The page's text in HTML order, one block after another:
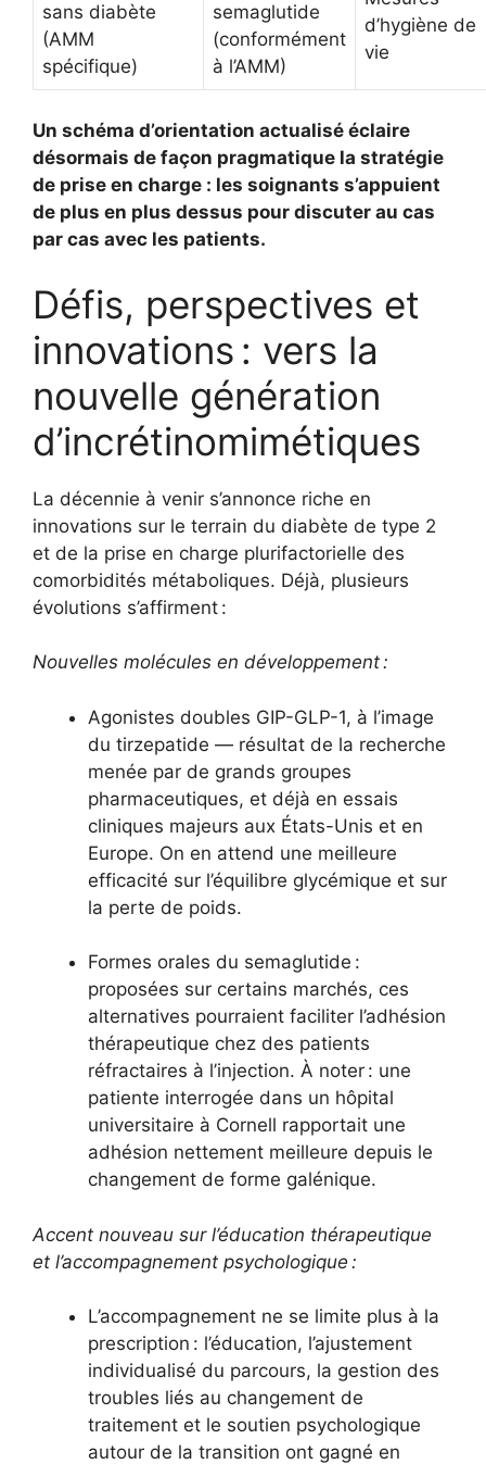
sans diabète
(AMM
spécifique)
semaglutide
(conformément
à l’AMM)
d’hygiène de
vie
Un schéma d’orientation actualisé éclaire
désormais de façon pragmatique la stratégie
de prise en charge : les soignants s’appuient
de plus en plus dessus pour discuter au cas
par cas avec les patients.
Défis, perspectives et
innovations : vers la
nouvelle génération
d’incrétinomimétiques
La décennie à venir s’annonce riche en
innovations sur le terrain du diabète de type 2
et de la prise en charge plurifactorielle des
comorbidités métaboliques. Déjà, plusieurs
évolutions s’affirment :
Nouvelles molécules en développement :
Agonistes doubles GIP-GLP-1, à l’image
du tirzepatide — résultat de la recherche
menée par de grands groupes
pharmaceutiques, et déjà en essais
cliniques majeurs aux États-Unis et en
Europe. On en attend une meilleure
efficacité sur l’équilibre glycémique et sur
la perte de poids.
Formes orales du semaglutide :
proposées sur certains marchés, ces
alternatives pourraient faciliter l’adhésion
thérapeutique chez des patients
réfractaires à l’injection. À noter : une
patiente interrogée dans un hôpital
universitaire à Cornell rapportait une
adhésion nettement meilleure depuis le
changement de forme galénique.
Accent nouveau sur l’éducation thérapeutique
et l’accompagnement psychologique :
L’accompagnement ne se limite plus à la
prescription : l’éducation, l’ajustement
individualisé du parcours, la gestion des
troubles liés au changement de
traitement et le soutien psychologique
autour de la transition ont gagné en